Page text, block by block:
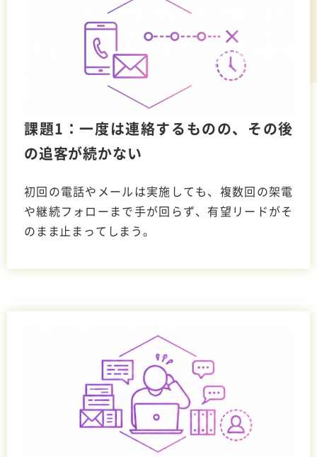
課題1：一度は連絡するものの、その後
の追客が続かない
初回の電話やメールは実施しても、複数回の架電
や継続フォローまで手が回らず、有望リードがそ
のまま止まってしまう。